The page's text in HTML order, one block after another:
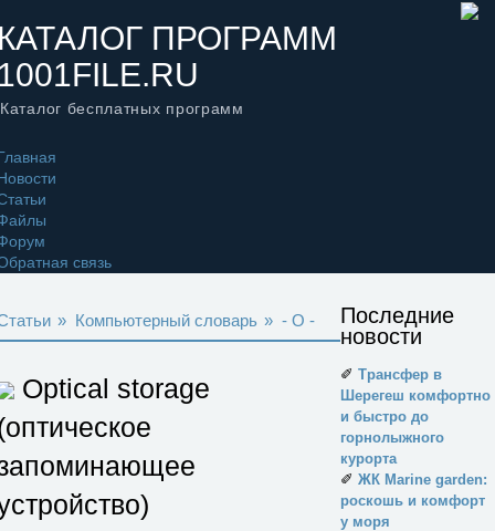
ПРОГРАММ
Каталог бесплатных программ
связь
» Компьютерный словарь » - O -
Optical storage
Последние
новости
✐ Трансфер в
Шерегеш комфортно
и быстро до
горнолыжного
курорта
✐ ЖК Marine garden:
роскошь и комфорт
у моря